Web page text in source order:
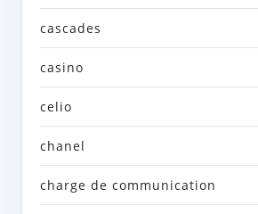
cascades
casino
celio
chanel
charge de communication